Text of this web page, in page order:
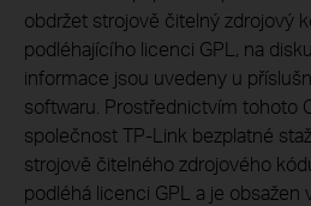
obdržet strojově čitelný zdrojový
podléhajícího licenci GPL, na
informace jsou uvedeny u
softwaru. Prostřednictvím tohoto
společnost TP-Link bezplatné
strojově čitelného zdrojového
podléhá licenci GPL a je obsažen